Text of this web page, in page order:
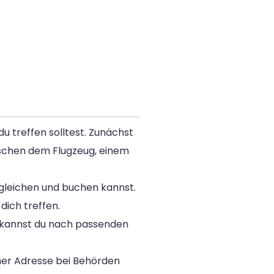
treffen solltest. Zunächst
dem Flugzeug, einem
und buchen kannst.
treffen.
du nach passenden
Adresse bei Behörden